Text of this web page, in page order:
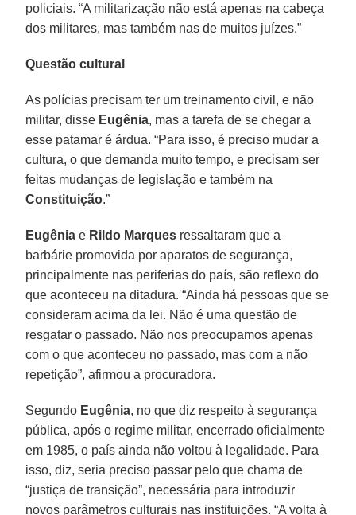
policiais. “A militarização não está apenas na cabeça
dos militares, mas também nas de muitos juízes.”
Questão cultural
As polícias precisam ter um treinamento civil, e não
militar, disse Eugênia, mas a tarefa de se chegar a
esse patamar é árdua. “Para isso, é preciso mudar a
cultura, o que demanda muito tempo, e precisam ser
feitas mudanças de legislação e também na
Constituição.”
Eugênia e Rildo Marques ressaltaram que a
barbárie promovida por aparatos de segurança,
principalmente nas periferias do país, são reflexo do
que aconteceu na ditadura. “Ainda há pessoas que se
consideram acima da lei. Não é uma questão de
resgatar o passado. Não nos preocupamos apenas
com o que aconteceu no passado, mas com a não
repetição”, afirmou a procuradora.
Segundo Eugênia, no que diz respeito à segurança
pública, após o regime militar, encerrado oficialmente
em 1985, o país ainda não voltou à legalidade. Para
isso, diz, seria preciso passar pelo que chama de
“justiça de transição”, necessária para introduzir
novos parâmetros culturais nas instituições. “A volta à